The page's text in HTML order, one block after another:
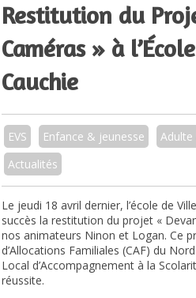
Restitution du
Caméras » à
Cauchie
EVS Enfance & jeunesse
Actualités
Le jeudi 18 avril dernier, l’école de
succès la restitution du projet «
nos animateurs Ninon et Logan. Ce
d’Allocations Familiales (CAF) du
Local d’Accompagnement à la
réussite.